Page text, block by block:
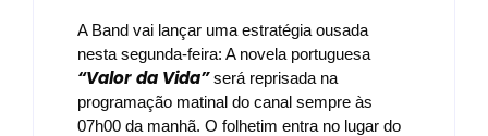
A Band vai lançar uma estratégia ousada
nesta segunda-feira: A novela portuguesa
“Valor da Vida”será reprisada na
programação matinal do canal sempre às
07h00 da manhã. O folhetim entra no lugar do